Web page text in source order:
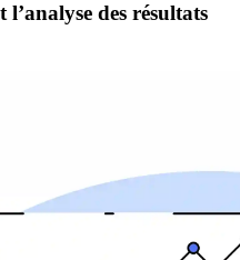
des résultats